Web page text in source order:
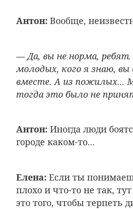
Антон: Вообще,
— Да, вы не норма,
молодых, кого я знаю,
вместе. А из пожилых...
тогда это было не
Антон: Иногда люди
городе каком-то...
Елена: Если ты
плохо и что-то не так,
это того, чтобы терпеть